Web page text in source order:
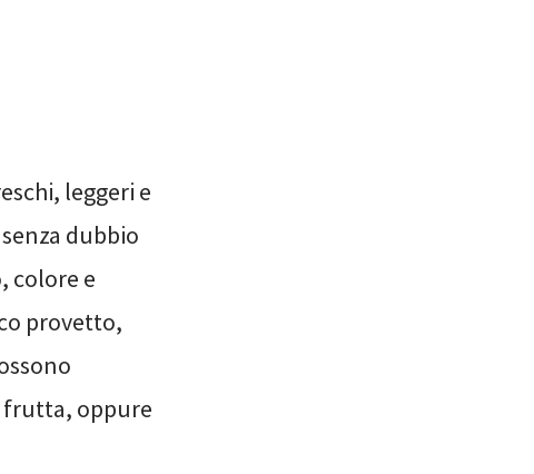
leggeri e
dubbio
colore e
provetto,
frutta, oppure